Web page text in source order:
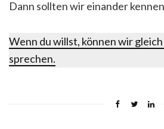
Dann sollten wir einander
Wenn du willst, können wir
sprechen.